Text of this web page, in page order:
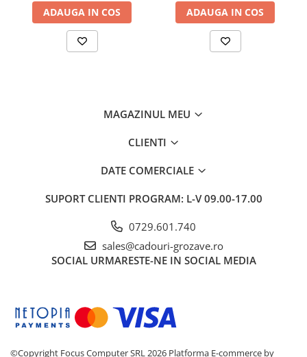
ADAUGA IN COS ADAUGA IN COS
MAGAZINUL MEU
CLIENTI
DATE COMERCIALE
SUPORT CLIENTI PROGRAM: L-V 09.00-17.00
0729.601.740
sales@cadouri-grozave.ro
SOCIAL URMARESTE-NE IN SOCIAL MEDIA
©Copyright Focus Computer SRL 2026 Platforma E-commerce by